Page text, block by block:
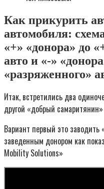
Как прикурить
автомобиля:
«+» «донора» до
авто и «-»
«разряженного»
Итак, встретились два
другой «добрый
Вариант первый это
заведенным донором как
Mobility Solutions»